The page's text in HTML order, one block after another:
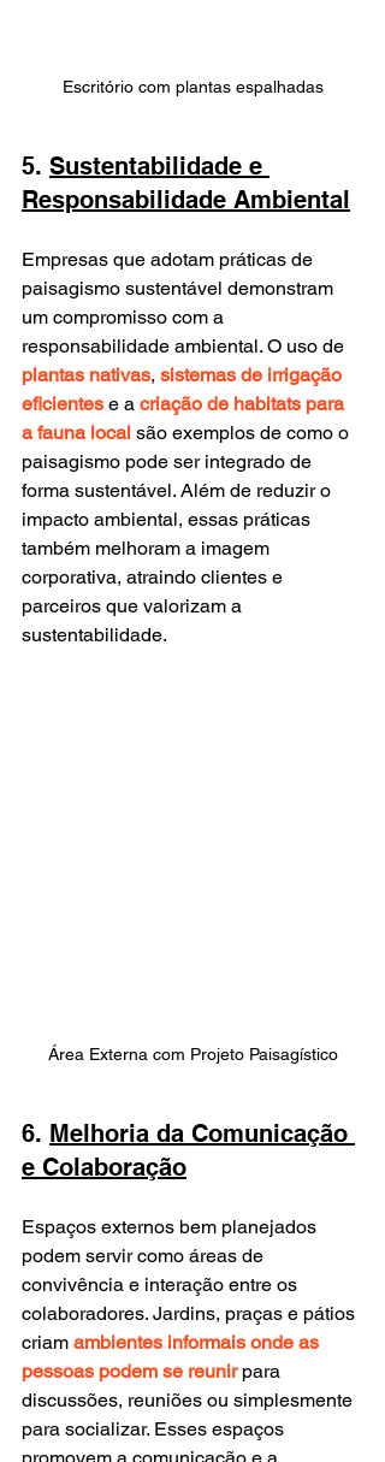
Escritório com plantas espalhadas
5. Sustentabilidade e
Responsabilidade Ambiental
Empresas que adotam práticas de
paisagismo sustentável demonstram
um compromisso com a
responsabilidade ambiental. O uso de
plantas nativas, sistemas de irrigação
eficientes e a criação de habitats para
a fauna local são exemplos de como o
paisagismo pode ser integrado de
forma sustentável. Além de reduzir o
impacto ambiental, essas práticas
também melhoram a imagem
corporativa, atraindo clientes e
parceiros que valorizam a
sustentabilidade.
Área Externa com Projeto Paisagístico
6. Melhoria da Comunicação
e Colaboração
Espaços externos bem planejados
podem servir como áreas de
convivência e interação entre os
colaboradores. Jardins, praças e pátios
criam ambientes informais onde as
pessoas podem se reunir para
discussões, reuniões ou simplesmente
para socializar. Esses espaços